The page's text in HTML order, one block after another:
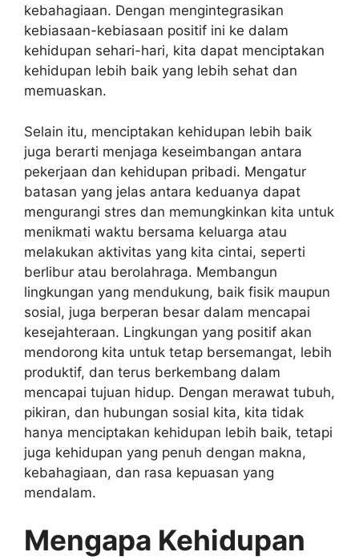
kebahagiaan. Dengan mengintegrasikan
kebiasaan-kebiasaan positif ini ke dalam
kehidupan sehari-hari, kita dapat menciptakan
kehidupan lebih baik yang lebih sehat dan
memuaskan.
Selain itu, menciptakan kehidupan lebih baik
juga berarti menjaga keseimbangan antara
pekerjaan dan kehidupan pribadi. Mengatur
batasan yang jelas antara keduanya dapat
mengurangi stres dan memungkinkan kita untuk
menikmati waktu bersama keluarga atau
melakukan aktivitas yang kita cintai, seperti
berlibur atau berolahraga. Membangun
lingkungan yang mendukung, baik fisik maupun
sosial, juga berperan besar dalam mencapai
kesejahteraan. Lingkungan yang positif akan
mendorong kita untuk tetap bersemangat, lebih
produktif, dan terus berkembang dalam
mencapai tujuan hidup. Dengan merawat tubuh,
pikiran, dan hubungan sosial kita, kita tidak
hanya menciptakan kehidupan lebih baik, tetapi
juga kehidupan yang penuh dengan makna,
kebahagiaan, dan rasa kepuasan yang
mendalam.
Mengapa Kehidupan